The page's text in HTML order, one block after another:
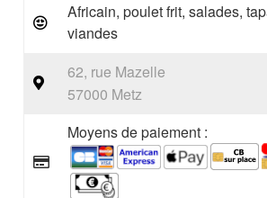
Africain, poulet frit, salades,
viandes
62, rue Mazelle
57000 Metz
Moyens de paiement :